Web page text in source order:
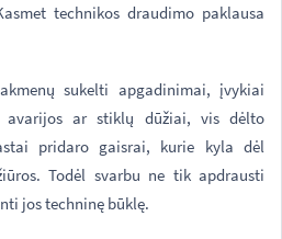
technikos draudimo paklausa
sukelti apgadinimai, įvykiai
avarijos ar stiklų dūžiai, vis dėlto
pridaro gaisrai, kurie kyla dėl
Todėl svarbu ne tik apdrausti
jos techninę būklę.